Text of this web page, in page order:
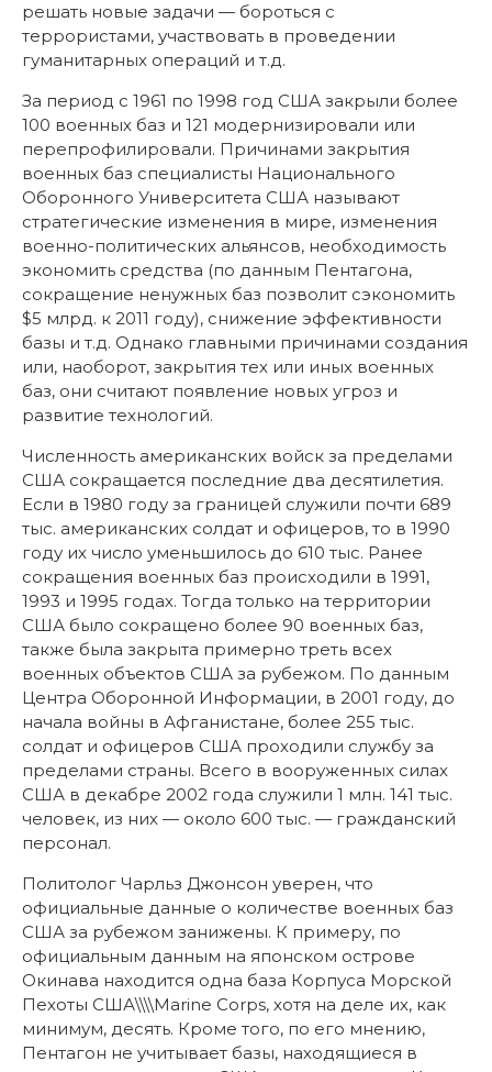
решать новые задачи — бороться с
террористами, участвовать в проведении
гуманитарных операций и т.д.
За период с 1961 по 1998 год США закрыли более
100 военных баз и 121 модернизировали или
перепрофилировали. Причинами закрытия
военных баз специалисты Национального
Оборонного Университета США называют
стратегические изменения в мире, изменения
военно-политических альянсов, необходимость
экономить средства (по данным Пентагона,
сокращение ненужных баз позволит сэкономить
$5 млрд. к 2011 году), снижение эффективности
базы и т.д. Однако главными причинами создания
или, наоборот, закрытия тех или иных военных
баз, они считают появление новых угроз и
развитие технологий.
Численность американских войск за пределами
США сокращается последние два десятилетия.
Если в 1980 году за границей служили почти 689
тыс. американских солдат и офицеров, то в 1990
году их число уменьшилось до 610 тыс. Ранее
сокращения военных баз происходили в 1991,
1993 и 1995 годах. Тогда только на территории
США было сокращено более 90 военных баз,
также была закрыта примерно треть всех
военных объектов США за рубежом. По данным
Центра Оборонной Информации, в 2001 году, до
начала войны в Афганистане, более 255 тыс.
солдат и офицеров США проходили службу за
пределами страны. Всего в вооруженных силах
США в декабре 2002 года служили 1 млн. 141 тыс.
человек, из них — около 600 тыс. — гражданский
персонал.
Политолог Чарльз Джонсон уверен, что
официальные данные о количестве военных баз
США за рубежом занижены. К примеру, по
официальным данным на японском острове
Окинава находится одна база Корпуса Морской
Пехоты США\\\\Marine Corps, хотя на деле их, как
минимум, десять. Кроме того, по его мнению,
Пентагон не учитывает базы, находящиеся в